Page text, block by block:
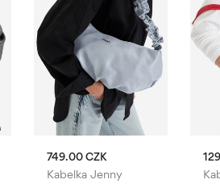
Kabelka Jenny
749.00 CZK